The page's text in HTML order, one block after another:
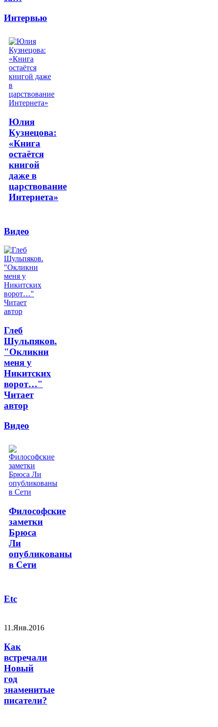
Интервью
Юлия
Кузнецова:
«Книга
остаётся
книгой
даже в
царствование
Интернета»
Видео
Глеб
Шульпяков.
"Окликни
меня у
Никитских
ворот…"
Читает
автор
Видео
Философские
заметки
Брюса
Ли
опубликованы
в Сети
Etc
11.Янв.2016
Как
встречали
Новый
год
знаменитые
писатели?